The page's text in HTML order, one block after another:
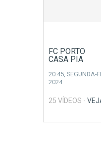
FC PORTO
CASA PIA
20:45, SEGUNDA-
2024
25 VÍDEOS -